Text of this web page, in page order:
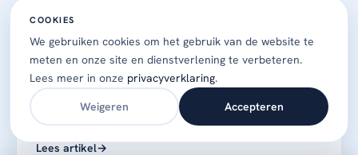
Van verkrachting verdachte Sam van
Z. niet bezig met of vrouwen ook echt
seks met hem wilden
Verdediging in een zedenzaak.
Lees artikel
COOKIES
We gebruiken cookies om het gebruik van de website te
meten en onze site en dienstverlening te verbeteren.
Lees meer in onze privacyverklaring.
Weigeren
Accepteren